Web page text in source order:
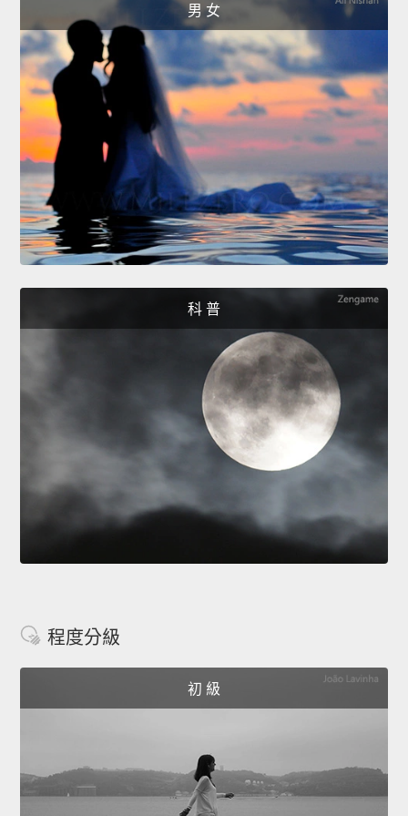
男 女
科 普
程度分級
初 級